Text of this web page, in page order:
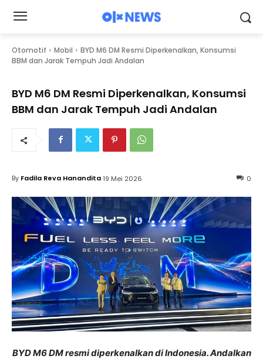
Otomotif Mobil
BYD M6 DM Resmi Diperkenalkan, Konsumsi
BBM dan Jarak Tempuh Jadi Andalan
BYD M6 DM Resmi Diperkenalkan, Konsumsi
BBM dan Jarak Tempuh Jadi Andalan
0
By Fadila Reva Hanandita 19 Mei 2026
BYD M6 DM resmi diperkenalkan di Indonesia. Andalkan